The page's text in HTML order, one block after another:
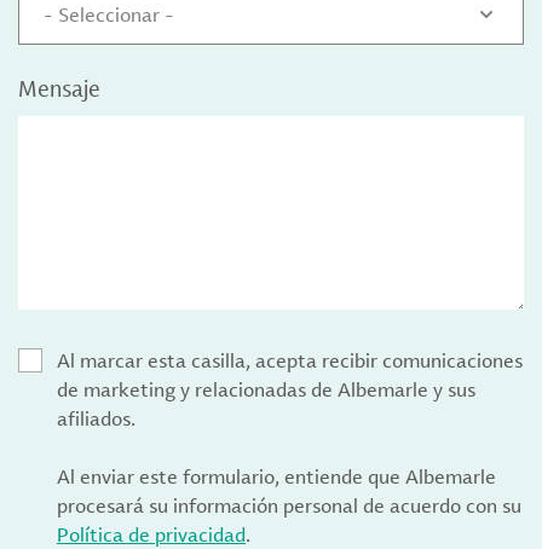
- Seleccionar -
Mensaje
Al marcar esta casilla, acepta recibir comunicaciones
de marketing y relacionadas de Albemarle y sus
afiliados.
Al enviar este formulario, entiende que Albemarle
procesará su información personal de acuerdo con su
Política de privacidad.